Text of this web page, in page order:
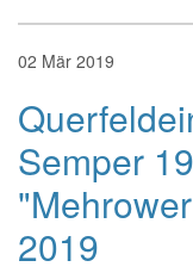
02 Mär 2019
Semper
2019